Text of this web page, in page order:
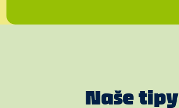
Naše tipy